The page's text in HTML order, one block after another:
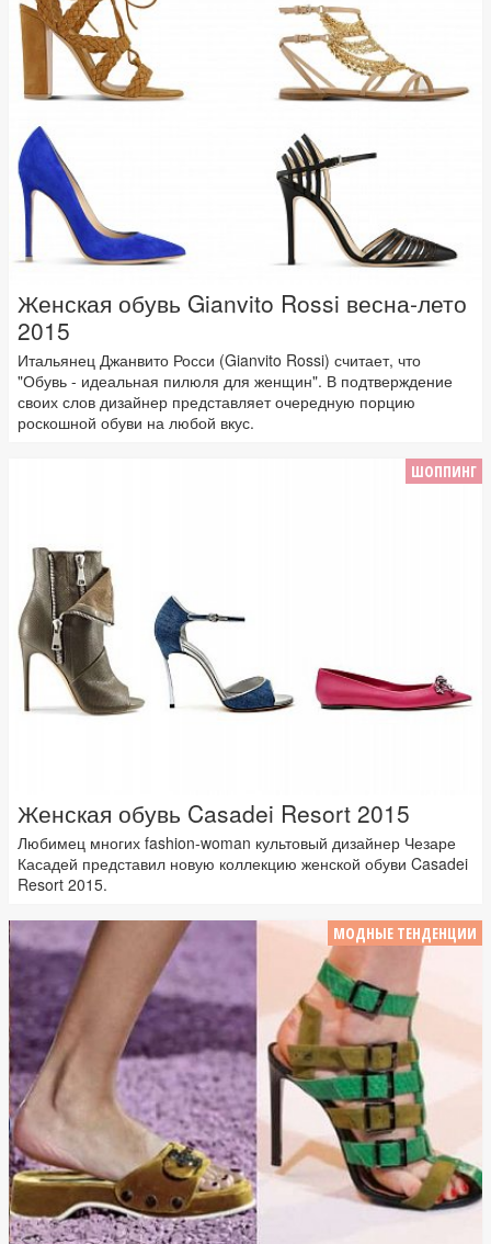
Женская обувь Gianvito Rossi весна-лето
2015
Итальянец Джанвито Росси (Gianvito Rossi) считает, что
"Обувь - идеальная пилюля для женщин". В подтверждение
своих слов дизайнер представляет очередную порцию
роскошной обуви на любой вкус.
ШОППИНГ
Женская обувь Casadei Resort 2015
Любимец многих fashion-woman культовый дизайнер Чезаре
Касадей представил новую коллекцию женской обуви Casadei
Resort 2015.
МОДНЫЕ ТЕНДЕНЦИИ